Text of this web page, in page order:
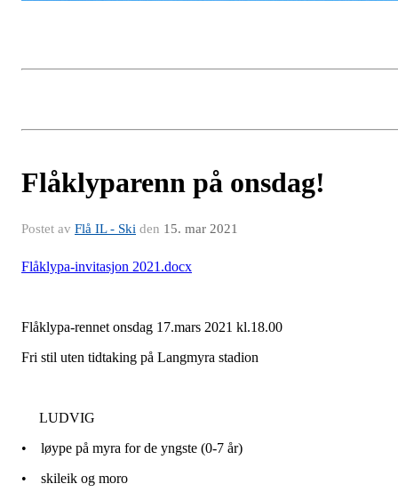
Flåklyparenn på onsdag!
Postet av Flå IL - Ski den 15. mar 2021
Flåklypa-invitasjon 2021.docx
Flåklypa-rennet onsdag 17.mars 2021 kl.18.00
Fri stil uten tidtaking på Langmyra stadion
LUDVIG
•
løype på myra for de yngste (0-7 år)
•
skileik og moro